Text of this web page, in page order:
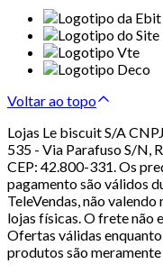
Voltar ao topo
Lojas Le biscuit S/A
535 - Via Parafuso S/N,
CEP: 42.800-331. Os
pagamento são válidos
TeleVendas, não
lojas físicas. O frete não
Ofertas válidas
produtos são